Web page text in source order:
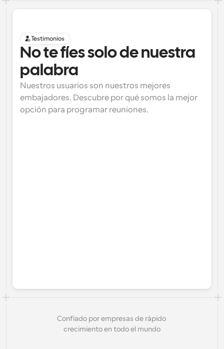
Testimonios
No te fíes solo de nuestra
palabra
Nuestros usuarios son nuestros mejores
embajadores. Descubre por qué somos la mejor
opción para programar reuniones.
Confiado por empresas de rápido
crecimiento en todo el mundo